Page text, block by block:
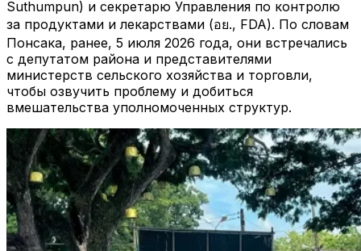
Suthumpun) и секретарю Управления по контролю
за продуктами и лекарствами (อย., FDA). По словам
Понсака, ранее, 5 июля 2026 года, они встречались
с депутатом района и представителями
министерств сельского хозяйства и торговли,
чтобы озвучить проблему и добиться
вмешательства уполномоченных структур.